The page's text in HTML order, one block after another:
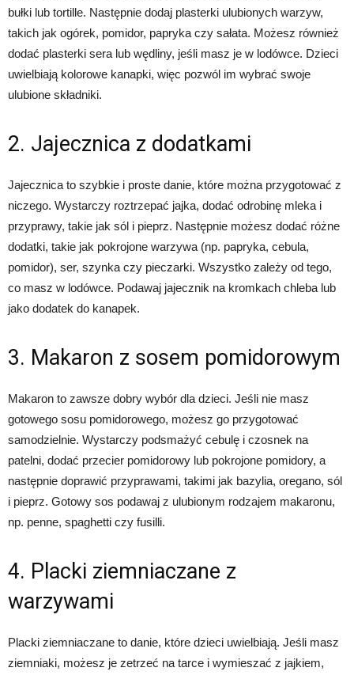
bułki lub tortille. Następnie dodaj plasterki ulubionych warzyw,
takich jak ogórek, pomidor, papryka czy sałata. Możesz również
dodać plasterki sera lub wędliny, jeśli masz je w lodówce. Dzieci
uwielbiają kolorowe kanapki, więc pozwól im wybrać swoje
ulubione składniki.
2. Jajecznica z dodatkami
Jajecznica to szybkie i proste danie, które można przygotować z
niczego. Wystarczy roztrzepać jajka, dodać odrobinę mleka i
przyprawy, takie jak sól i pieprz. Następnie możesz dodać różne
dodatki, takie jak pokrojone warzywa (np. papryka, cebula,
pomidor), ser, szynka czy pieczarki. Wszystko zależy od tego,
co masz w lodówce. Podawaj jajecznik na kromkach chleba lub
jako dodatek do kanapek.
3. Makaron z sosem pomidorowym
Makaron to zawsze dobry wybór dla dzieci. Jeśli nie masz
gotowego sosu pomidorowego, możesz go przygotować
samodzielnie. Wystarczy podsmażyć cebulę i czosnek na
patelni, dodać przecier pomidorowy lub pokrojone pomidory, a
następnie doprawić przyprawami, takimi jak bazylia, oregano, sól
i pieprz. Gotowy sos podawaj z ulubionym rodzajem makaronu,
np. penne, spaghetti czy fusilli.
4. Placki ziemniaczane z
warzywami
Placki ziemniaczane to danie, które dzieci uwielbiają. Jeśli masz
ziemniaki, możesz je zetrzeć na tarce i wymieszać z jajkiem,